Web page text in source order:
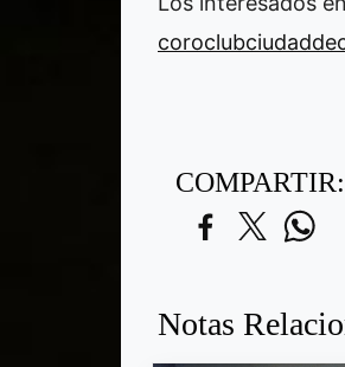
COMPARTIR:
Notas